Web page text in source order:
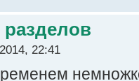
22:41